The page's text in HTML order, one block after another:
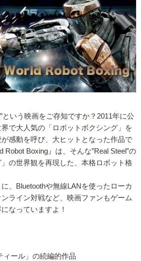
という映画をご存知ですか？2011年に公
で大人気の「ロボットボクシング」を
感動を呼び、大ヒットとなった作品で
Robot Boxing』は、そんな”Real Steel”の
」の世界観を再現した、本格ロボット格
、Bluetoothや無線LANを使ったローカ
ライン対戦など、映画ファンもゲーム
なっていますよ！
ィール」の続編的作品